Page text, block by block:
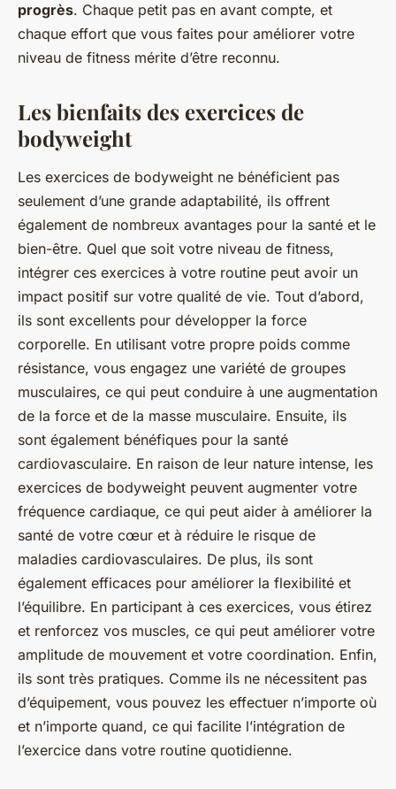
progrès. Chaque petit pas en avant compte, et
chaque effort que vous faites pour améliorer votre
niveau de fitness mérite d’être reconnu.
Les bienfaits des exercices de
bodyweight
Les exercices de bodyweight ne bénéficient pas
seulement d’une grande adaptabilité, ils offrent
également de nombreux avantages pour la santé et le
bien-être. Quel que soit votre niveau de fitness,
intégrer ces exercices à votre routine peut avoir un
impact positif sur votre qualité de vie. Tout d’abord,
ils sont excellents pour développer la force
corporelle. En utilisant votre propre poids comme
résistance, vous engagez une variété de groupes
musculaires, ce qui peut conduire à une augmentation
de la force et de la masse musculaire. Ensuite, ils
sont également bénéfiques pour la santé
cardiovasculaire. En raison de leur nature intense, les
exercices de bodyweight peuvent augmenter votre
fréquence cardiaque, ce qui peut aider à améliorer la
santé de votre cœur et à réduire le risque de
maladies cardiovasculaires. De plus, ils sont
également efficaces pour améliorer la flexibilité et
l’équilibre. En participant à ces exercices, vous étirez
et renforcez vos muscles, ce qui peut améliorer votre
amplitude de mouvement et votre coordination. Enfin,
ils sont très pratiques. Comme ils ne nécessitent pas
d’équipement, vous pouvez les effectuer n’importe où
et n’importe quand, ce qui facilite l’intégration de
l’exercice dans votre routine quotidienne.